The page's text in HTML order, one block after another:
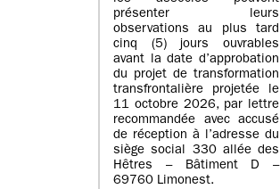
présenter leurs
observations au plus tard
cinq (5) jours ouvrables
avant la date d’approbation
du projet de transformation
transfrontalière projetée le
11 octobre 2026, par lettre
recommandée avec accusé
de réception à l’adresse du
siège social 330 allée des
Hêtres – Bâtiment D –
69760 Limonest.